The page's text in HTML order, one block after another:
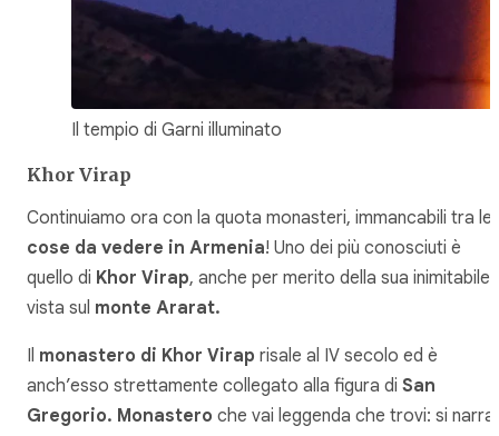
Il tempio di Garni illuminato
Khor Virap
Continuiamo ora con la quota monasteri, immancabili tra le
cose da vedere in Armenia! Uno dei più conosciuti è
quello di Khor Virap, anche per merito della sua inimitabile
vista sul monte Ararat.
Il monastero di Khor Virap risale al IV secolo ed è
anch’esso strettamente collegato alla figura di San
Gregorio. Monastero che vai leggenda che trovi: si narra